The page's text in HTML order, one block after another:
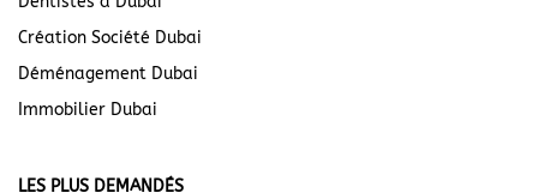
Création Société Dubai
Déménagement Dubai
Immobilier Dubai
LES PLUS DEMANDÉS